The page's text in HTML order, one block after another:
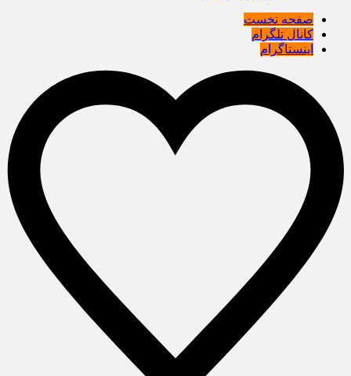
صفحه نخست
کانال تلگرام
اینستاگرام